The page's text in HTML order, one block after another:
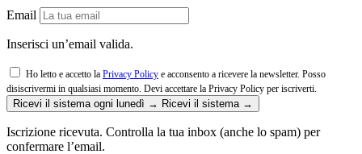
Email
Inserisci un’email valida.
Ho letto e accetto la Privacy Policy e acconsento a ricevere la newsletter. Posso
disiscrivermi in qualsiasi momento. Devi accettare la Privacy Policy per iscriverti.
Ricevi il sistema ogni lunedì → Ricevi il sistema →
Iscrizione ricevuta. Controlla la tua inbox (anche lo spam) per
confermare l’email.